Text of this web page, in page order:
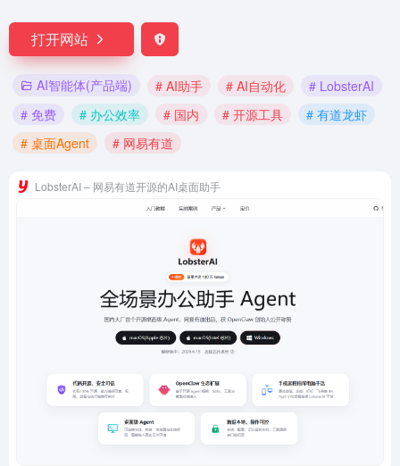
打开网站
AI智能体(产品端) # AI助手 # AI自动化
# LobsterAI
# 免费
# 办公效率 # 国内 # 开源工具
# 有道龙虾
# 桌面Agent
# 网易有道
LobsterAI – 网易有道开源的AI桌面助手